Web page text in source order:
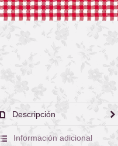
Descripción
Información adicional